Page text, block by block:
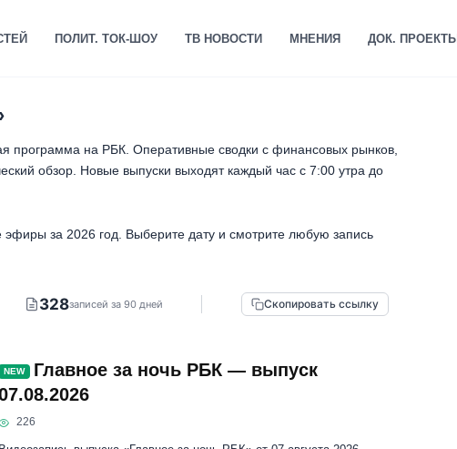
ПОЛИТ. ТОК-ШОУ ТВ НОВОСТИ МНЕНИЯ ДОК. ПРОЕКТЫ
на РБК. Оперативные сводки с финансовых рынков,
обзор. Новые выпуски выходят каждый час с 7:00 утра до
за 2026 год. Выберите дату и смотрите любую запись
328записей за 90 дней Скопировать ссылку
NEW
Главное за ночь РБК — выпуск
226